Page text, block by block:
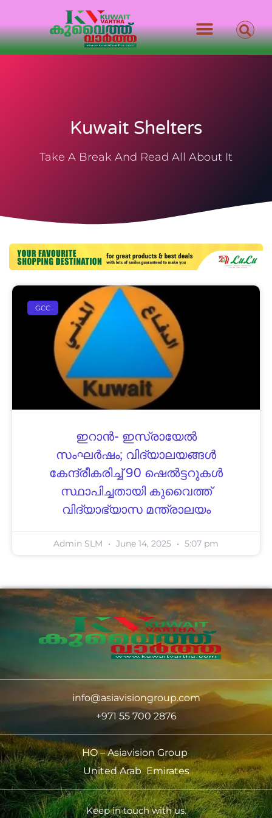
Kuwait Shelters
Take A Break And Read All About It
GCC
ഇറാൻ- ഇസ്രായേൽ
സംഘർഷം; വിദ്യാലയങ്ങൾ
കേന്ദ്രീകരിച്ച് 90 ഷെൽട്ടറുകൾ
സ്ഥാപിച്ചതായി കുവൈത്ത്
വിദ്യാഭ്യാസ മന്ത്രാലയം
Admin SLM June 14, 2025 5:07 pm
info@asiavisiongroup.com
+971 55 700 2876
HO – Asiavision Group
United Arab Emirates
Keep in touch with us.